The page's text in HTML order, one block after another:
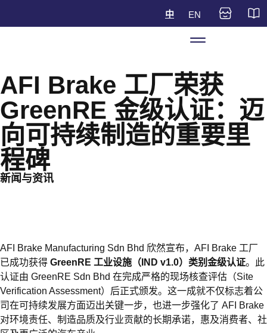
中 EN
AFI Brake 工厂荣获
GreenRE 金级认证：迈
向可持续制造的重要里
程碑
新闻与资讯
AFI Brake Manufacturing Sdn Bhd 欣然宣布，AFI Brake 工厂
已成功获得 GreenRE 工业设施（ IND v1.0）类别金级认证。此
认证由 GreenRE Sdn Bhd 在完成严格的现场核查评估（Site
Verification Assessment）后正式颁发。这一成就不仅标志着公
司在可持续发展方面迈出关键一步，也进一步强化了 AFI Brake
对环境责任、制造品质及行业贡献的长期承诺，惠及消费者、社